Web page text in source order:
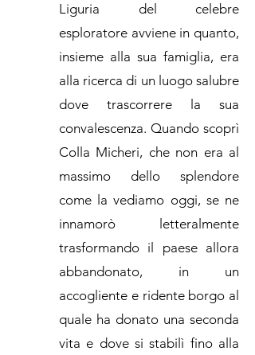
Liguria del celebre
esploratore avviene in quanto,
insieme alla sua famiglia, era
alla ricerca di un luogo salubre
dove trascorrere la sua
convalescenza. Quando scoprì
Colla Micheri, che non era al
massimo dello splendore
come la vediamo oggi, se ne
innamorò letteralmente
trasformando il paese allora
abbandonato, in un
accogliente e ridente borgo al
quale ha donato una seconda
vita e dove si stabilì fino alla